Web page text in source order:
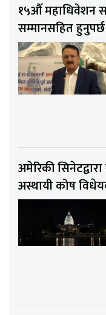
१५औँ महाधिवेशन
सम्मानसहित
अमेरिकी
अस्थायी कोष